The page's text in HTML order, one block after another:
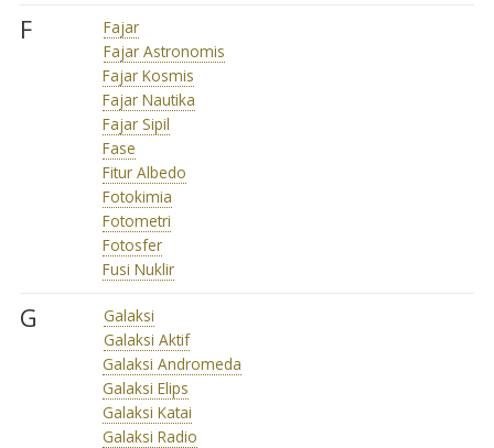
F
Fajar
Fajar Astronomis
Fajar Kosmis
Fajar Nautika
Fajar Sipil
Fase
Fitur Albedo
Fotokimia
Fotometri
Fotosfer
Fusi Nuklir
G
Galaksi
Galaksi Aktif
Galaksi Andromeda
Galaksi Elips
Galaksi Katai
Galaksi Radio